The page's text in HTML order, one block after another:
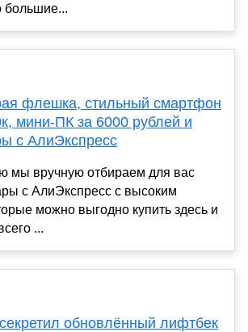
большие...
флешка, стильный смартфон
мини-ПК за 6000 рублей и
с АлиЭкспресс
мы вручную отбираем для вас
с АлиЭкспресс с высоким
можно выгодно купить здесь и
...
обновлённый лифтбек